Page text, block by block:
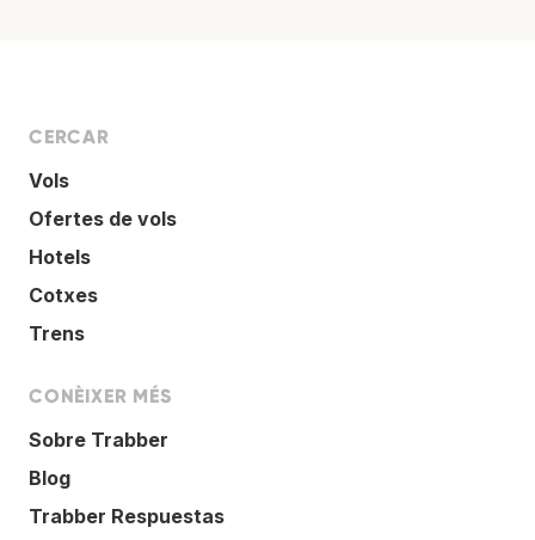
CERCAR
Vols
Ofertes de vols
Hotels
Cotxes
Trens
CONÈIXER MÉS
Sobre Trabber
Blog
Trabber Respuestas